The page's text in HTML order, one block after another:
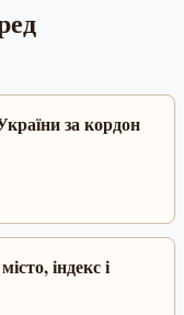
за кордон
індекс і